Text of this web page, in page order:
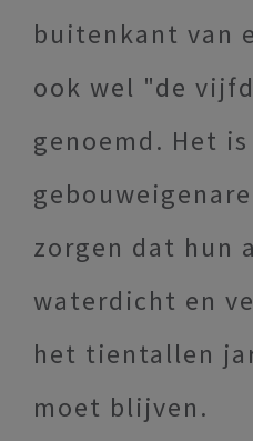
buitenkant van
ook wel "de
genoemd. Het
zorgen dat hun
waterdicht en
het tientallen
moet blijven.